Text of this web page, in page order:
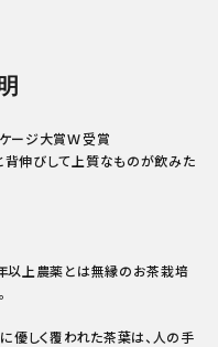
ージ大賞Ｗ受賞
背伸びして上質なものが飲みた
以上農薬とは無縁のお茶栽培
優しく覆われた茶葉は、人の手